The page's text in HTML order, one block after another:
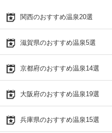
関西のおすすめ温泉20選
滋賀県のおすすめ温泉5選
京都府のおすすめ温泉14選
大阪府のおすすめ温泉19選
兵庫県のおすすめ温泉15選